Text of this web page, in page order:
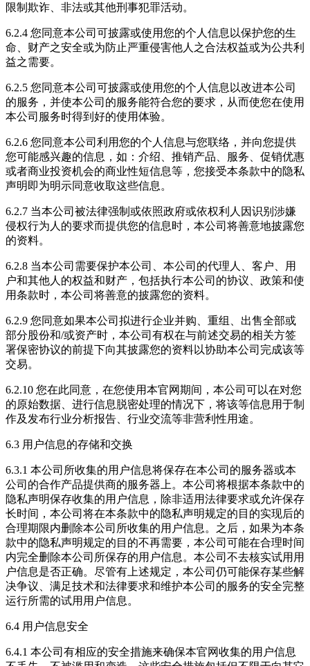
限制欺诈、非法或其他刑事犯罪活动。
6.2.4 您同意本公司可披露或使用您的个人信息以保护您的生
命、财产之安全或为防止严重侵害他人之合法权益或为公共利
益之需要。
6.2.5 您同意本公司可披露或使用您的个人信息以改进本公司
的服务，并使本公司的服务能符合您的要求，从而使您在使用
本公司服务时得到好的使用体验。
6.2.6 您同意本公司利用您的个人信息与您联络，并向您提供
您可能感兴趣的信息，如：介绍、推销产品、服务、促销优惠
或者商业投资机会的商业性短信息等，您接受本条款中的隐私
声明即为明示同意收取这些信息。
6.2.7 当本公司被法律强制或依照政府或依权利人因识别涉嫌
侵权行为人的要求而提供您的信息时，本公司将善意地披露您
的资料。
6.2.8 当本公司需要保护本公司、本公司的代理人、客户、用
户和其他人的权益和财产，包括执行本公司的协议、政策和使
用条款时，本公司将善意的披露您的资料。
6.2.9 您同意如果本公司拟进行企业并购、重组、出售全部或
部分股份和/或资产时，本公司有权在与前述交易的相关方签
署保密协议的前提下向其披露您的资料以协助本公司完成该等
交易。
6.2.10 您在此同意，在您使用本官网期间，本公司可以在对您
的原始数据、进行信息脱密处理的情况下，将该等信息用于制
作及发布行业分析报告、行业交流等非营利性用途。
6.3 用户信息的存储和交换
6.3.1 本公司所收集的用户信息将保存在本公司的服务器或本
公司的合作产品提供商的服务器上。本公司将根据本条款中的
隐私声明保存收集的用户信息，除非适用法律要求或允许保存
长时间，本公司将在本条款中的隐私声明规定的目的实现后的
合理期限内删除本公司所收集的用户信息。之后，如果为本条
款中的隐私声明规定的目的不再需要，本公司可能在合理时间
内完全删除本公司所保存的用户信息。本公司不去核实试用用
户信息是否正确。尽管有上述规定，本公司仍可能保存某些解
决争议、满足技术和法律要求和维护本公司的服务的安全完整
运行所需的试用用户信息。
6.4 用户信息安全
6.4.1 本公司有相应的安全措施来确保本官网收集的用户信息